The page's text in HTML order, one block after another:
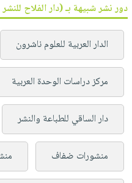
دور نشر شبيهة بـ (دار الفلاح
الدار العربية للعلوم ناشرون
مركز دراسات الوحدة العربية
دار الساقي للطباعة والنشر
منشورات ضفاف